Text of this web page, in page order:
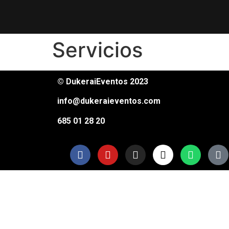
Servicios
© DukeraiEventos 2023
info@dukeraieventos.com
685 01 28 20